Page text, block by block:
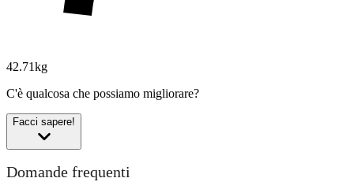
42.71kg
C'è qualcosa che possiamo migliorare?
Facci sapere!
Domande frequenti